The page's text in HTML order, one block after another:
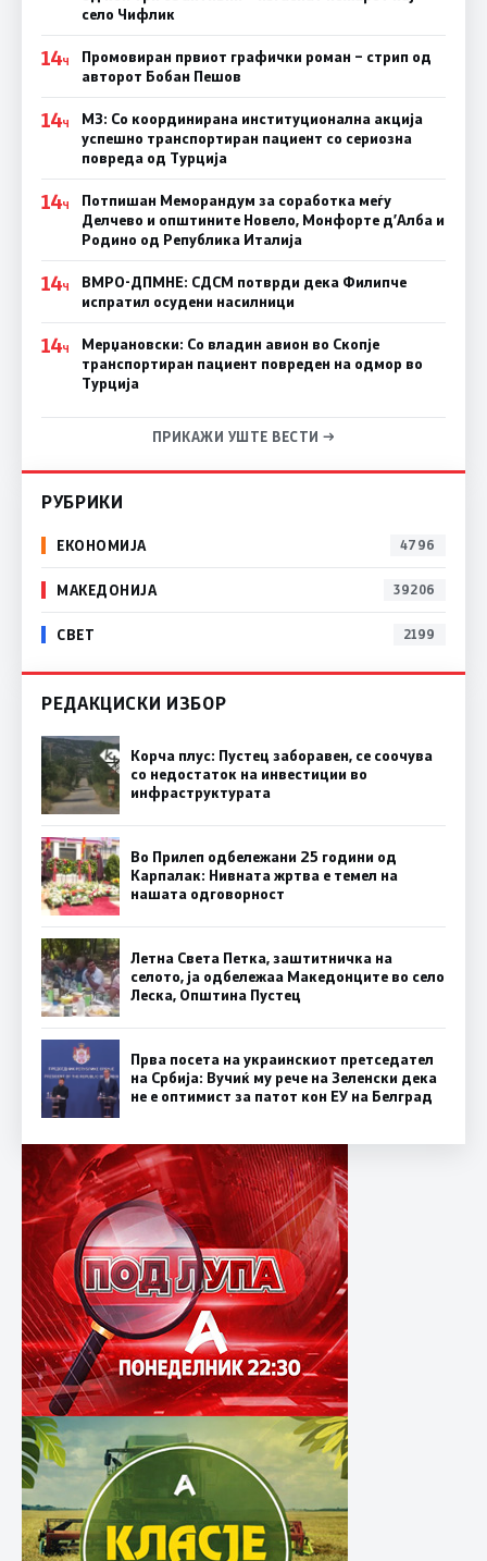
село Чифлик
14Ч
Промовиран првиот графички роман – стрип од
авторот Бобан Пешов
14Ч
МЗ: Со координирана институционална акција
успешно транспортиран пациент со сериозна
повреда од Турција
14Ч
Потпишан Меморандум за соработка меѓу
Делчево и општините Новело, Монфорте д’Алба и
Родино од Република Италија
14Ч
ВМРО-ДПМНЕ: СДСM потврди дека Филипче
испратил осудени насилници
14Ч
Мерџановски: Со владин авион во Скопје
транспортиран пациент повреден на одмор во
Турција
ПРИКАЖИ УШТЕ ВЕСТИ →
РУБРИКИ
ЕКОНОМИЈА 4796
МАКЕДОНИЈА 39206
СВЕТ 2199
РЕДАКЦИСКИ ИЗБОР
Корча плус: Пустец заборавен, се соочува
со недостаток на инвестиции во
инфраструктурата
Во Прилеп одбележани 25 години од
Карпалак: Нивната жртва е темел на
нашата одговорност
Летна Света Петка, заштитничка на
селото, ја одбележаа Македонците во село
Леска, Општина Пустец
Прва посета на украинскиот претседател
на Србија: Вучиќ му рече на Зеленски дека
не е оптимист за патот кон ЕУ на Белград